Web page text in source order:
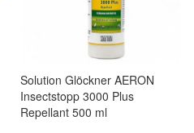
Solution Glöckner AERON
Insectstopp 3000 Plus
Repellant 500 ml